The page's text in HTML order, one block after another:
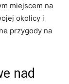
miejscem na
okolicy i
przygody na
nad